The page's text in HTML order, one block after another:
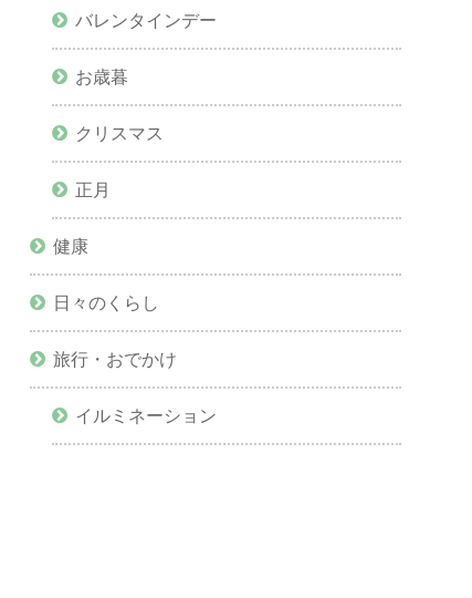
バレンタインデー
お歳暮
クリスマス
正月
健康
日々のくらし
旅行・おでかけ
イルミネーション